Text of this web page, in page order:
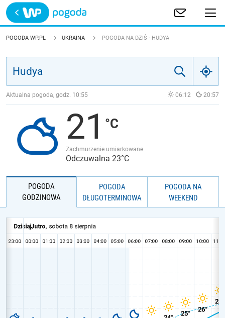
Trwa ładowanie
POLSKA
JAKOŚĆ POWIETRZA
POGODA WP.PL UKRAINA POGODA NA DZIŚ - HUDYA
Aktualna pogoda, godz. 10:55 06:12 20:57
21
Zachmurzenie umiarkowane
Odczuwalna 23°C
POGODA
GODZINOWA
POGODA
DŁUGOTERMINOWA
POGODA NA
WEEKEND